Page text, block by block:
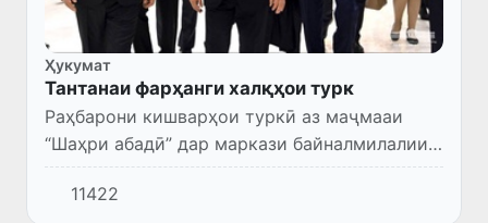
Ҳукумат
Тантанаи фарҳанги халқҳои турк
Раҳбарони кишварҳои туркӣ аз маҷмааи
“Шаҳри абадӣ” дар маркази байналмилалии
сайёҳии “Роҳи бузурги абрешим” дидан
карданд.
11422